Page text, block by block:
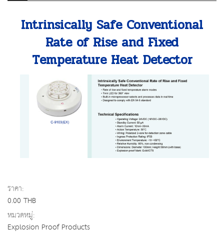
Intrinsically Safe Conventional
Rate of Rise and Fixed
Temperature Heat Detector
ราคา:
0.00 THB
หมวดหมู่:
Explosion Proof Products